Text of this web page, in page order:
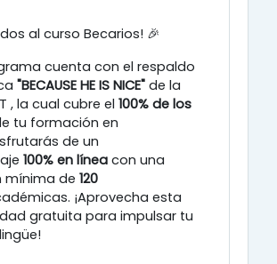
al curso Becarios! 🎉
cuenta con el respaldo
"BECAUSE HE IS NICE" de la
, la cual cubre el 100% de los
tu formación en
de un
100% en línea con una
mínima de 120
. ¡Aprovecha esta
gratuita para impulsar tu